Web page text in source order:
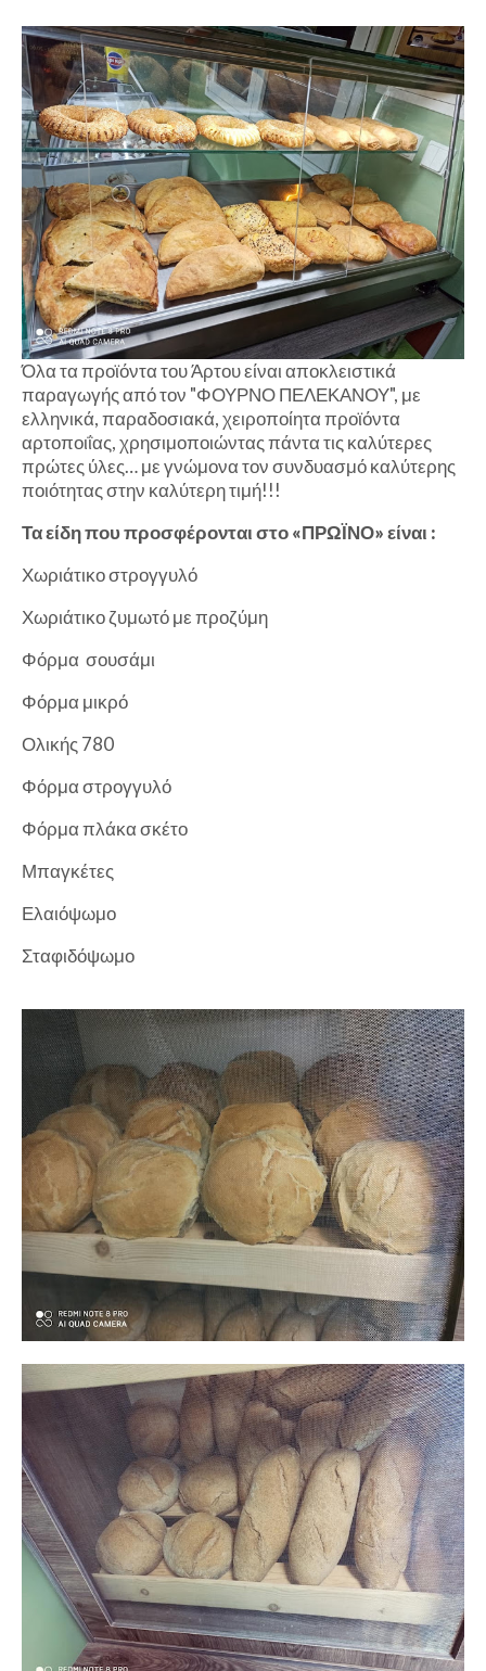
Όλα τα προϊόντα του Άρτου είναι αποκλειστικά
παραγωγής από τον "ΦΟΥΡΝΟ ΠΕΛΕΚΑΝΟΥ", με
ελληνικά, παραδοσιακά, χειροποίητα προϊόντα
αρτοποιΐας, χρησιμοποιώντας πάντα τις καλύτερες
πρώτες ύλες… με γνώμονα τον συνδυασμό καλύτερης
ποιότητας στην καλύτερη τιμή!!!
Τα είδη που προσφέρονται στο «ΠΡΩΪΝΟ» είναι :
Χωριάτικο στρογγυλό
Χωριάτικο ζυμωτό με προζύμη
Φόρμα σουσάμι
Φόρμα μικρό
Ολικής 780
Φόρμα στρογγυλό
Φόρμα πλάκα σκέτο
Μπαγκέτες
Ελαιόψωμο
Σταφιδόψωμο